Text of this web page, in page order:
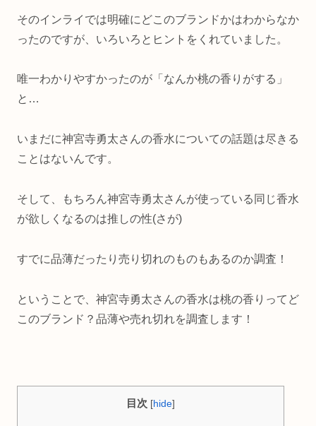
そのインライでは明確にどこのブランドかはわからなか
ったのですが、いろいろとヒントをくれていました。
唯一わかりやすかったのが「なんか桃の香りがする」
と…
いまだに神宮寺勇太さんの香水についての話題は尽きる
ことはないんです。
そして、もちろん神宮寺勇太さんが使っている同じ香水
が欲しくなるのは推しの性(さが)
すでに品薄だったり売り切れのものもあるのか調査！
ということで、神宮寺勇太さんの香水は桃の香りってど
このブランド？品薄や売れ切れを調査します！
目次 [hide]